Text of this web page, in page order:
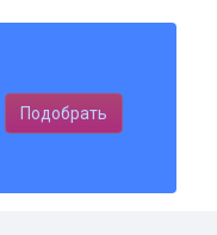
Подобрать